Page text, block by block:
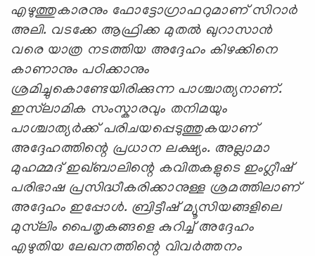
എഴുത്തുകാരനും ഫോട്ടോഗ്രാഫറുമാണ് സിറാര്‍
അലി. വടക്കേ ആഫ്രിക്ക മുതല്‍ ഖുറാസാന്‍
വരെ യാത്ര നടത്തിയ അദ്ദേഹം കിഴക്കിനെ
കാണാനും പഠിക്കാനും
ശ്രമിച്ചുകൊണ്ടേയിരിക്കുന്ന പാശ്ചാത്യനാണ്.
ഇസ്‍ലാമിക സംസ്കാരവും തനിമയും
പാശ്ചാത്യര്‍ക്ക് പരിചയപ്പെടുത്തുകയാണ്
അദ്ദേഹത്തിന്റെ പ്രധാന ലക്ഷ്യം. അല്ലാമാ
മുഹമ്മദ് ഇഖ്ബാലിന്റെ കവിതകളുടെ ഇംഗ്ലീഷ്
പരിഭാഷ പ്രസിദ്ധീകരിക്കാനുള്ള ശ്രമത്തിലാണ്
അദ്ദേഹം ഇപ്പോള്‍. ബ്രിട്ടീഷ് മ്യൂസിയങ്ങളിലെ
മുസ്‍ലിം പൈതൃകങ്ങളെ കുറിച്ച് അദ്ദേഹം
എഴുതിയ ലേഖനത്തിന്റെ വിവര്‍ത്തനം